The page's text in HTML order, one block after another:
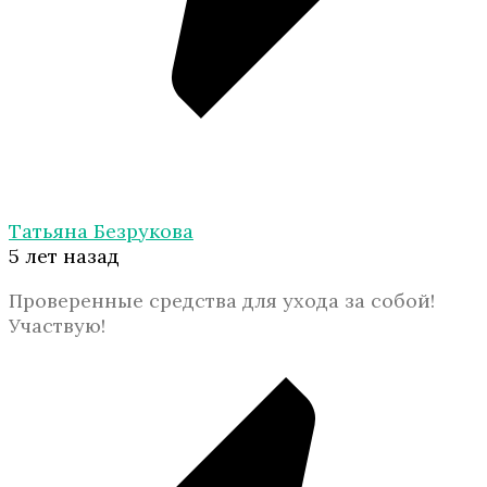
Татьяна Безрукова
5 лет назад
Проверенные средства для ухода за собой!
Участвую!